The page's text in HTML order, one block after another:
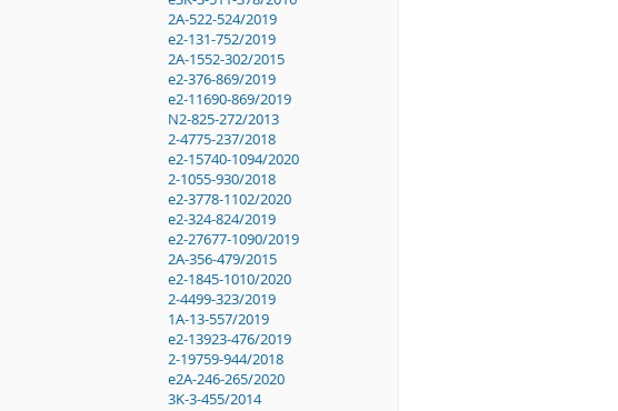
2A-522-524/2019
e2-131-752/2019
2A-1552-302/2015
e2-376-869/2019
e2-11690-869/2019
N2-825-272/2013
2-4775-237/2018
e2-15740-1094/2020
2-1055-930/2018
e2-3778-1102/2020
e2-324-824/2019
e2-27677-1090/2019
2A-356-479/2015
e2-1845-1010/2020
2-4499-323/2019
1A-13-557/2019
e2-13923-476/2019
2-19759-944/2018
e2A-246-265/2020
3K-3-455/2014